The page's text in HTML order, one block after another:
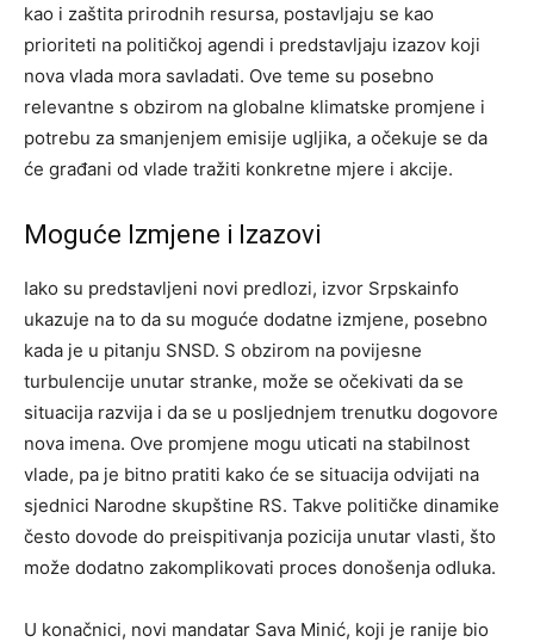
kao i zaštita prirodnih resursa, postavljaju se kao
prioriteti na političkoj agendi i predstavljaju izazov koji
nova vlada mora savladati. Ove teme su posebno
relevantne s obzirom na globalne klimatske promjene i
potrebu za smanjenjem emisije ugljika, a očekuje se da
će građani od vlade tražiti konkretne mjere i akcije.
Moguće Izmjene i Izazovi
Iako su predstavljeni novi predlozi, izvor Srpskainfo
ukazuje na to da su moguće dodatne izmjene, posebno
kada je u pitanju SNSD. S obzirom na povijesne
turbulencije unutar stranke, može se očekivati da se
situacija razvija i da se u posljednjem trenutku dogovore
nova imena. Ove promjene mogu uticati na stabilnost
vlade, pa je bitno pratiti kako će se situacija odvijati na
sjednici Narodne skupštine RS. Takve političke dinamike
često dovode do preispitivanja pozicija unutar vlasti, što
može dodatno zakomplikovati proces donošenja odluka.
U konačnici, novi mandatar Sava Minić, koji je ranije bio